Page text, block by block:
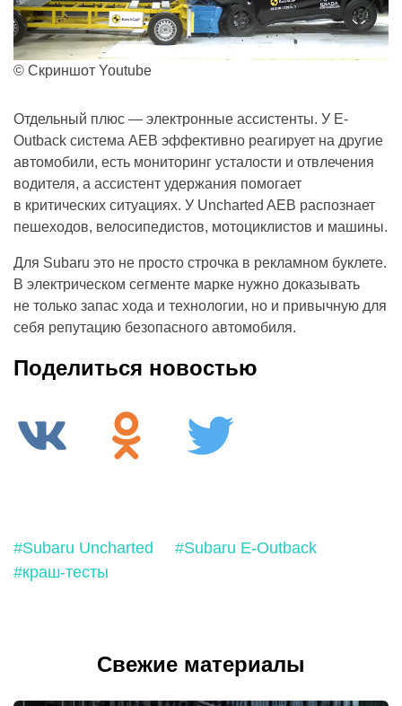
© Скриншот Youtube
Отдельный плюс — электронные ассистенты. У E-
Outback система AEB эффективно реагирует на другие
автомобили, есть мониторинг усталости и отвлечения
водителя, а ассистент удержания помогает
в критических ситуациях. У Uncharted AEB распознает
пешеходов, велосипедистов, мотоциклистов и машины.
Для Subaru это не просто строчка в рекламном буклете.
В электрическом сегменте марке нужно доказывать
не только запас хода и технологии, но и привычную для
себя репутацию безопасного автомобиля.
Поделиться новостью
#Subaru Uncharted
#Subaru E-Outback
#краш-тесты
Свежие материалы